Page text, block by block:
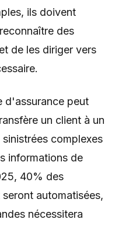
ils doivent
des
et de les diriger vers
d'assurance peut
un client à un
complexes
informations de
40% des
automatisées,
nécessitera